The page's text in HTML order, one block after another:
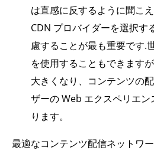
は直感に反するように聞こ
CDN プロバイダーを選択す
慮することが最も重要です.
を使用することもできます
大きくなり、コンテンツの
ザーの Web エクスペリエ
ります。
最適なコンテンツ配信ネットワ